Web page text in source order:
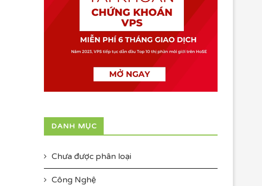
DANH MỤC
Chưa được phân loại
Công Nghệ